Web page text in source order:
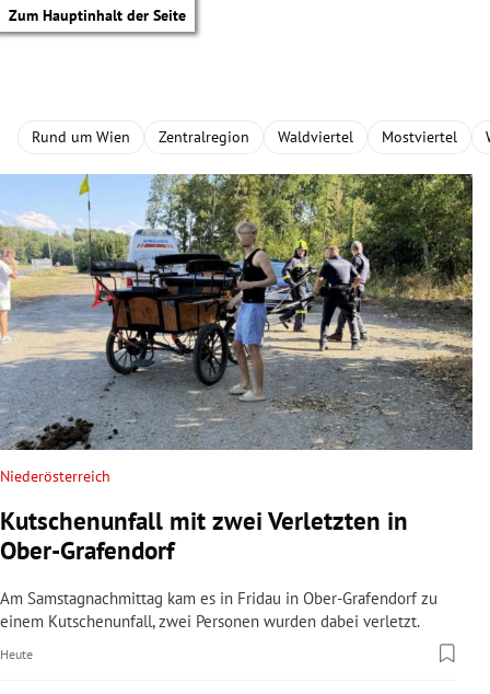
Zum Hauptinhalt der Seite
Untermenü
Untermenü
Untermenü
Rund um Wien Zentralregion Waldviertel Mostviertel
Niederösterreich
Kutschenunfall mit zwei Verletzten in
Ober-Grafendorf
Am Samstagnachmittag kam es in Fridau in Ober-Grafendorf zu
einem Kutschenunfall, zwei Personen wurden dabei verletzt.
Heute